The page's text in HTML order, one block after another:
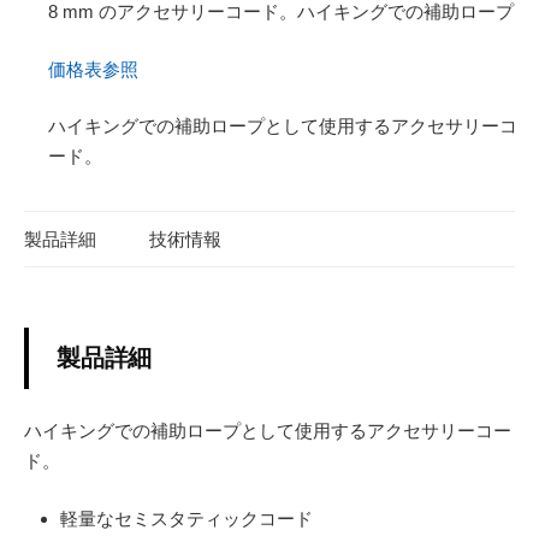
8 mm のアクセサリーコード。ハイキングでの補助ロープ
価格表参照
ハイキングでの補助ロープとして使用するアクセサリーコ
ード。
製品詳細 技術情報
製品詳細
ハイキングでの補助ロープとして使用するアクセサリーコー
ド。
軽量なセミスタティックコード